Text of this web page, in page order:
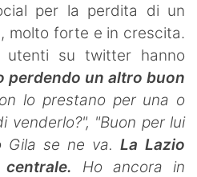
per la perdita di un
molto forte e in crescita.
utenti su twitter hanno
perdendo un altro buon
lo prestano per una o
venderlo?", "Buon per lui
Gila se ne va. La Lazio
Ho ancora in